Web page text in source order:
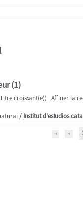
(1)
croissant(e)) Affiner la
/ Institut d'estudios